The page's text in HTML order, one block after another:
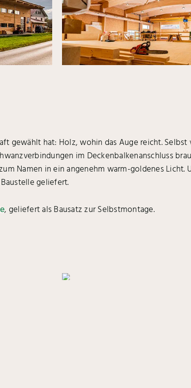
gewählt hat: Holz, wohin das Auge reicht. Selbst
im Deckenbalkenanschluss
Namen in ein angenehm warm-goldenes Licht.
geliefert.
, geliefert als Bausatz zur Selbstmontage.